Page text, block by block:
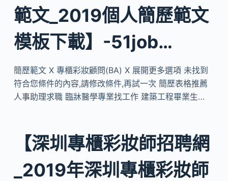
範文_2019個人簡歷範文
模板下載】-51job…
簡歷範文 X 專櫃彩妝顧問(BA) X 展開更多選項 未找到
符合您條件的內容,請修改條件,再試一次 簡歷表格推薦
人事助理求職 臨牀醫學專業找工作 建築工程畢業生…
【深圳專櫃彩妝師招聘網
_2019年深圳專櫃彩妝師